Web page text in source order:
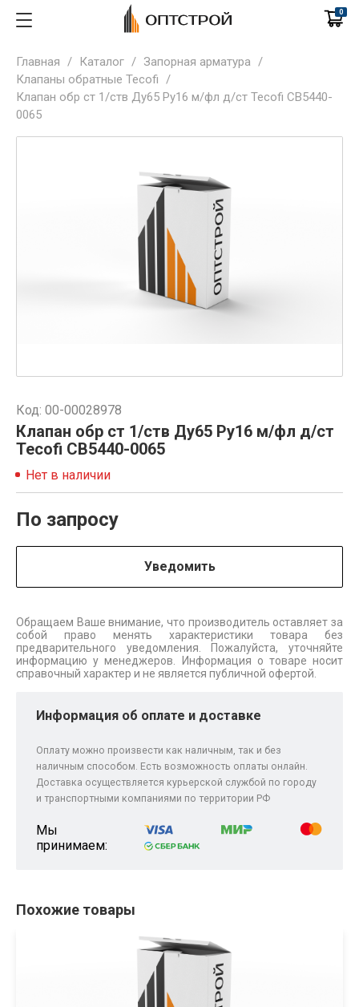
0
Главная / Каталог / Запорная арматура /
Клапаны обратные Tecofi /
Клапан обр ст 1/ств Ду65 Py16 м/фл д/ст Tecofi СВ5440-
0065
Код: 00-00028978
Клапан обр ст 1/ств Ду65 Py16 м/фл д/ст
Tecofi СВ5440-0065
Нет в наличии
По запросу
Уведомить
Обращаем Ваше внимание, что производитель оставляет за
собой право менять характеристики товара без
предварительного уведомления. Пожалуйста, уточняйте
информацию у менеджеров. Информация о товаре носит
справочный характер и не является публичной офертой.
Информация об оплате и доставке
Оплату можно произвести как наличным, так и без
наличным способом. Есть возможность оплаты онлайн.
Доставка осуществляется курьерской службой по городу
и транспортными компаниями по территории РФ
Мы
принимаем:
Похожие товары